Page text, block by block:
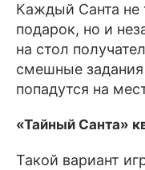
Каждый Санта не
подарок, но и
на стол
смешные
попадутся на
«Тайный Санта»
Такой вариант